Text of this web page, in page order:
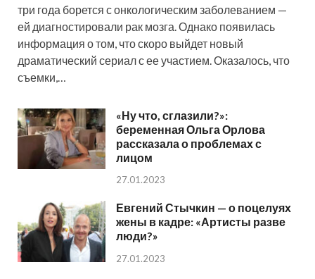
три года борется с онкологическим заболеванием —
ей диагностировали рак мозга. Однако появилась
информация о том, что скоро выйдет новый
драматический сериал с ее участием. Оказалось, что
съемки,…
«Ну что, сглазили?»:
беременная Ольга Орлова
рассказала о проблемах с
лицом
27.01.2023
Евгений Стычкин — о поцелуях
жены в кадре: «Артисты разве
люди?»
27.01.2023